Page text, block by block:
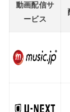
動画配信サ
ービス